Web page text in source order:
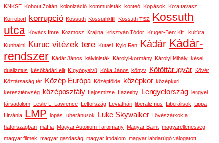
KNKSE Kohout Zoltán kolonizáció kommunisták konteó Kopjások Kora tavasz
Korrobori korrupció Kossuth Kossuthkifli Kossuth TSZ Kossuth
utca
Kovács Imre Kozmosz Krajina Krisztyán Tódor Kruger-Bent Kft. kultúra
Kunhalmi Kuruc vitézek tere Kutasi Kylo Ren Kádár Kádár-
rendszer
Kádár János kálvinisták Károlyi-kormány Károlyi Mihály kései
dualizmus
későkádári elit Kígyónyelvű Kóka János könyv Kötöttárugyár
Kövér
Köztársaság tér
Közép-Európa Középfölde középkor középkori
kereszténység
középosztály Lajosmizse Lazenby Lengyelország
lengyel
társadalom
Leslie L. Lawrence Lettország Leviathán liberalizmus Liberálisok
Lippa
Litvánia LMP lopás luheránusok Luke Skywalker
Lövészárkok a
hátországban maffia Magyar Autonóm Tartomány Magyar Bálint magyarellenesség
magyar filmek magyar gazdaság magyar irodalom magyar labdarúgó válogatott